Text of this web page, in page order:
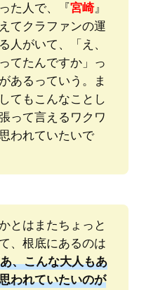
た人で、『宮崎』
てクラファンの運
人がいて、「え、
てたんですか」っ
あるっていう。ま
てもこんなことし
って言えるワクワ
われていたいで
とはまたちょっと
、根底にあるのは
、こんな大人もあ
われていたいのが